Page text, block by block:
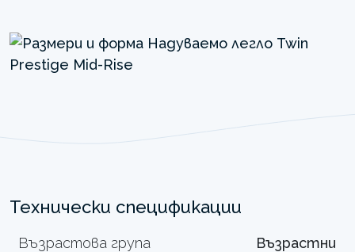
Технически спецификации
Възрастова група Възрастни